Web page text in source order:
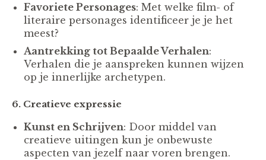
Favoriete Personages: Met welke film- of
literaire personages identificeer je je het
meest?
Aantrekking tot Bepaalde Verhalen:
Verhalen die je aanspreken kunnen wijzen
op je innerlijke archetypen.
6. Creatieve expressie
Kunst en Schrijven: Door middel van
creatieve uitingen kun je onbewuste
aspecten van jezelf naar voren brengen.